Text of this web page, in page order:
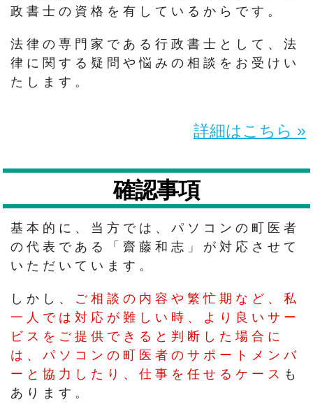
政書士の資格を有しているからです。
法律の専門家である行政書士として、法
律に関する疑問や悩みの相談をお受けい
たします。
詳細はこちら »
確認事項
基本的に、当方では、パソコンの町医者
の代表である「齋藤和志」が対応させて
いただいています。
しかし、 ご相談の内容や繁忙期など、私
一人では対応が難しい時、より良いサー
ビスをご提供できると判断した場合に
は、パソコンの町医者のサポートメンバ
ーと協力したり、仕事を任せるケース も
あります。